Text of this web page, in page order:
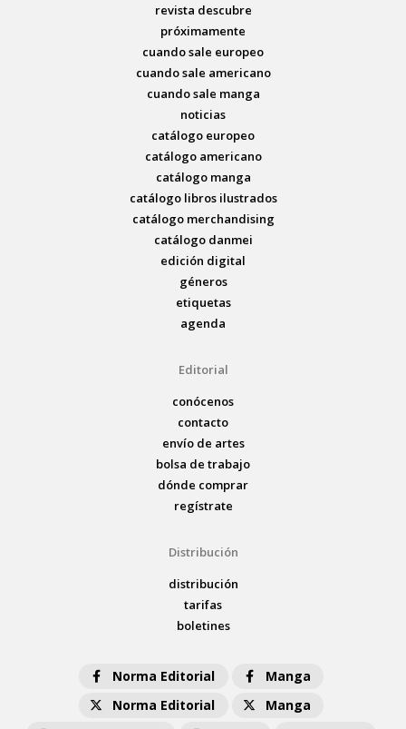
revista descubre
próximamente
cuando sale europeo
cuando sale americano
cuando sale manga
noticias
catálogo europeo
catálogo americano
catálogo manga
catálogo libros ilustrados
catálogo merchandising
catálogo danmei
edición digital
géneros
etiquetas
agenda
Editorial
conócenos
contacto
envío de artes
bolsa de trabajo
dónde comprar
regístrate
Distribución
distribución
tarifas
boletines
Norma Editorial
Manga
Norma Editorial
Manga